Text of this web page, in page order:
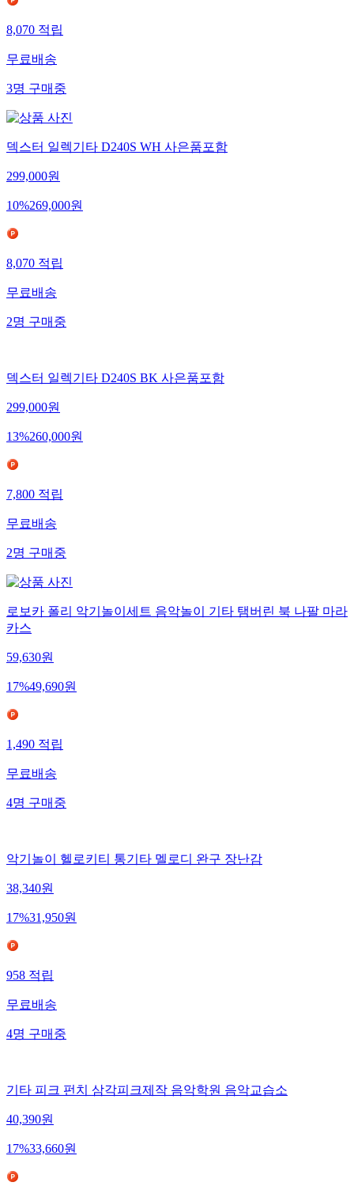
8,070 적립
무료배송
3명 구매중
덱스터 일렉기타 D240S WH 사은품포함
299,000원
10%269,000원
8,070 적립
무료배송
2명 구매중
덱스터 일렉기타 D240S BK 사은품포함
299,000원
13%260,000원
7,800 적립
무료배송
2명 구매중
로보카 폴리 악기놀이세트 음악놀이 기타 탬버린 북 나팔 마라
카스
59,630원
17%49,690원
1,490 적립
무료배송
4명 구매중
악기놀이 헬로키티 통기타 멜로디 완구 장난감
38,340원
17%31,950원
958 적립
무료배송
4명 구매중
기타 피크 펀치 삼각피크제작 음악학원 음악교습소
40,390원
17%33,660원